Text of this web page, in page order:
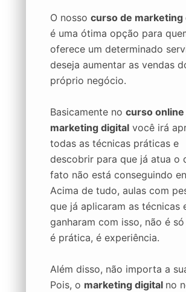
O nosso curso de marketing
é uma ótima opção para
oferece um determinado
deseja aumentar as vendas
próprio negócio.
Basicamente no curso online
marketing digital você irá
todas as técnicas práticas e
descobrir para que já atua o
fato não está conseguindo
Acima de tudo, aulas com
que já aplicaram as técnicas
ganharam com isso, não é
é prática, é experiência.
Além disso, não importa a
Pois, o marketing digital no